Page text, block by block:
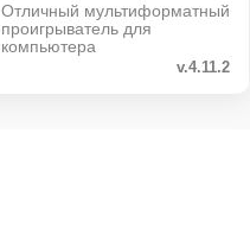
Отличный мультиформатный
проигрыватель для
компьютера
v.4.11.2